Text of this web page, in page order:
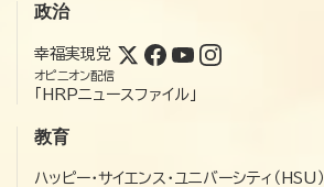
政治
幸福実現党
オピニオン配信
「HRPニュースファイル」
教育
ハッピー・サイエンス・ユニバーシティ（HSU）